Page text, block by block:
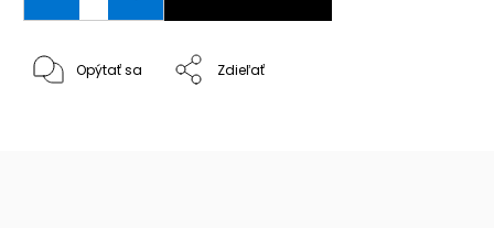
Opýtať sa Zdieľať